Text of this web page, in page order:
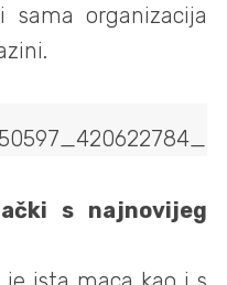
organizacija
s najnovijeg